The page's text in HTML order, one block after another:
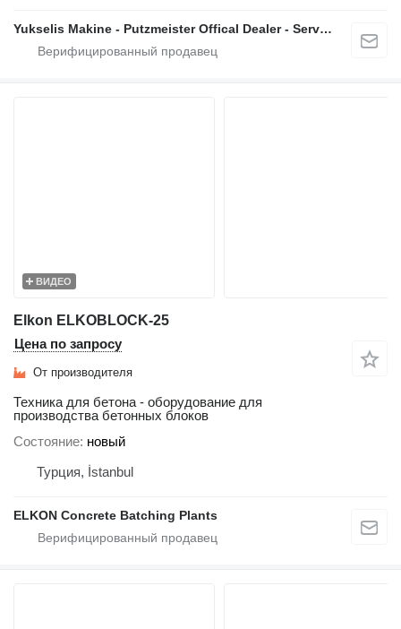
Yukselis Makine - Putzmeister Offical Dealer - Service And Sales Center
ВИДЕО
Elkon ELKOBLOCK-25
Цена по запросу
От производителя
Техника для бетона - оборудование для
производства бетонных блоков
Состояние новый
Турция, İstanbul
ELKON Concrete Batching Plants